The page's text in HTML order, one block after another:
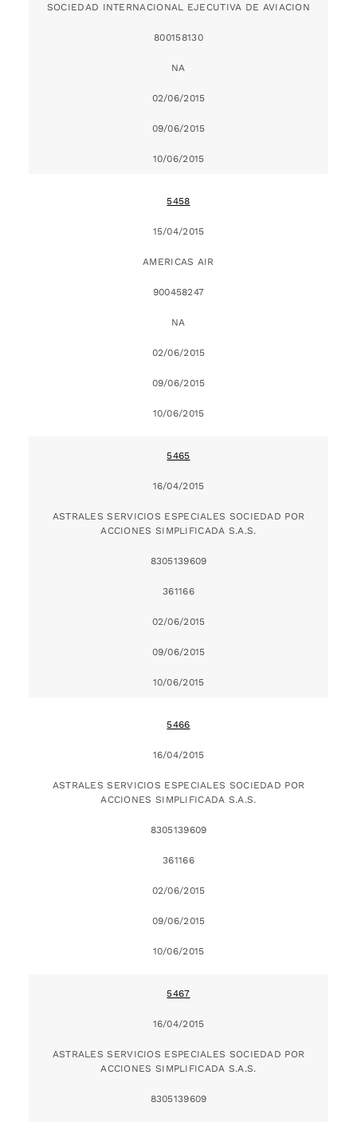
SOCIEDAD INTERNACIONAL EJECUTIVA DE AVIACION
800158130
NA
02/06/2015
09/06/2015
10/06/2015
5458
15/04/2015
AMERICAS AIR
900458247
NA
02/06/2015
09/06/2015
10/06/2015
5465
16/04/2015
ASTRALES SERVICIOS ESPECIALES SOCIEDAD POR
ACCIONES SIMPLIFICADA S.A.S.
8305139609
361166
02/06/2015
09/06/2015
10/06/2015
5466
16/04/2015
ASTRALES SERVICIOS ESPECIALES SOCIEDAD POR
ACCIONES SIMPLIFICADA S.A.S.
8305139609
361166
02/06/2015
09/06/2015
10/06/2015
5467
16/04/2015
ASTRALES SERVICIOS ESPECIALES SOCIEDAD POR
ACCIONES SIMPLIFICADA S.A.S.
8305139609